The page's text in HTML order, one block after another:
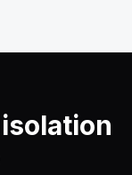
isolation